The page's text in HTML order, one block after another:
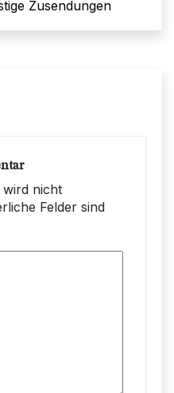
Zusendungen
wird nicht
Felder sind